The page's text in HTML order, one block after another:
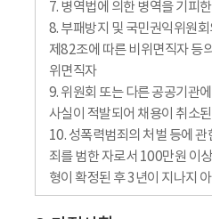
7. 병역법에 의한 병역을 기피
8. 부패방지 및 국민권익위원
제82조에 따른 비위면직자 등
위면직자
9. 위원회 또는 다른 공공기관
사실이 적발되어 채용이 취소
10. 성폭력범죄의 처벌 등에
죄를 범한 자로서 100만원 이
형이 확정된 후 3년이 지나지